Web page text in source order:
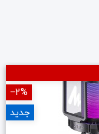
‎−2%
جدید